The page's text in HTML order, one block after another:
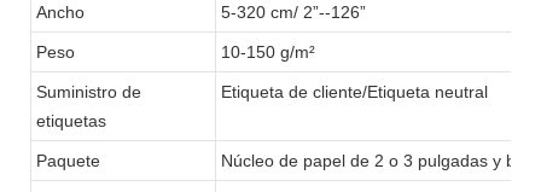
Ancho 5-320 cm/ 2”--126”
Peso 10-150 g/m²
Suministro de
etiquetas
Etiqueta de cliente/Etiqueta neutral
Paquete Núcleo de papel de 2 o 3 pulgadas y